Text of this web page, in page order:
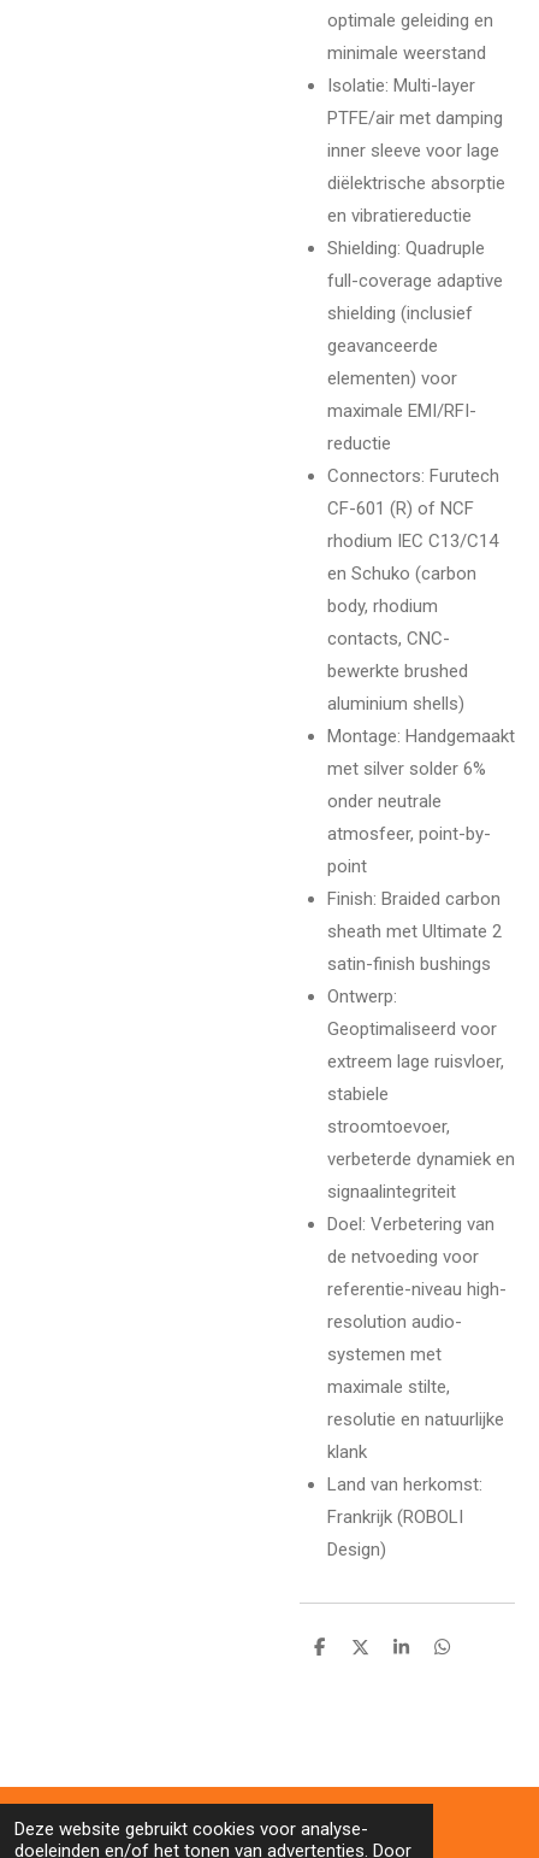
Deze website gebruikt cookies voor analyse-
doeleinden en/of het tonen van advertenties. Door
optimale geleiding en
minimale weerstand
Isolatie: Multi-layer
PTFE/air met damping
inner sleeve voor lage
diëlektrische absorptie
en vibratiereductie
Shielding: Quadruple
full-coverage adaptive
shielding (inclusief
geavanceerde
elementen) voor
maximale EMI/RFI-
reductie
Connectors: Furutech
CF-601 (R) of NCF
rhodium IEC C13/C14
en Schuko (carbon
body, rhodium
contacts, CNC-
bewerkte brushed
aluminium shells)
Montage: Handgemaakt
met silver solder 6%
onder neutrale
atmosfeer, point-by-
point
Finish: Braided carbon
sheath met Ultimate 2
satin-finish bushings
Ontwerp:
Geoptimaliseerd voor
extreem lage ruisvloer,
stabiele
stroomtoevoer,
verbeterde dynamiek en
signaalintegriteit
Doel: Verbetering van
de netvoeding voor
referentie-niveau high-
resolution audio-
systemen met
maximale stilte,
resolutie en natuurlijke
klank
Land van herkomst:
Frankrijk (ROBOLI
Design)
D
D
S
D